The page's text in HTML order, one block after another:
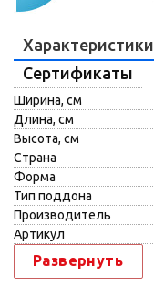
Характеристики
Сертификаты
Ширина, см
Длина, см
Высота, см
Страна
Форма
Тип поддона
Производитель
Артикул
Развернуть